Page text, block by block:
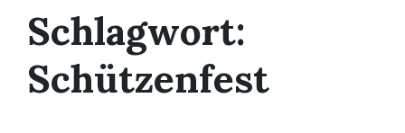
Schlagwort:
Schützenfest